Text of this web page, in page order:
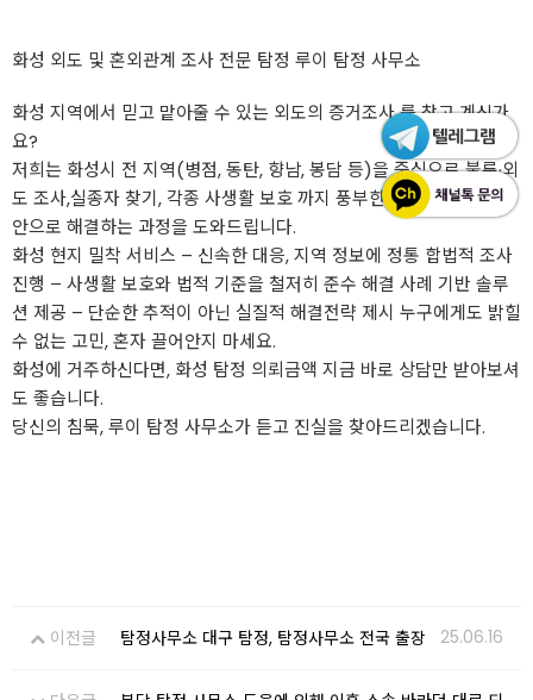
화성 외도 및 혼외관계 조사 전문 탐정 루이 탐정 사무소
화성 지역에서 믿고 맡아줄 수 있는 외도의 증거조사 를 찾고 계신가
요?
저희는 화성시 전 지역(병점, 동탄, 향남, 봉담 등)을 중심으로 불륜·외
도 조사,실종자 찾기, 각종 사생활 보호 까지 풍부한 경험과 철저한 보
안으로 해결하는 과정을 도와드립니다.
화성 현지 밀착 서비스 – 신속한 대응, 지역 정보에 정통 합법적 조사
진행 – 사생활 보호와 법적 기준을 철저히 준수 해결 사례 기반 솔루
션 제공 – 단순한 추적이 아닌 실질적 해결전략 제시 누구에게도 밝힐
수 없는 고민, 혼자 끌어안지 마세요.
화성에 거주하신다면, 화성 탐정 의뢰금액 지금 바로 상담만 받아보셔
도 좋습니다.
당신의 침묵, 루이 탐정 사무소가 듣고 진실을 찾아드리겠습니다.
이전글 탐정사무소 대구 탐정, 탐정사무소 전국 출장 25.06.16